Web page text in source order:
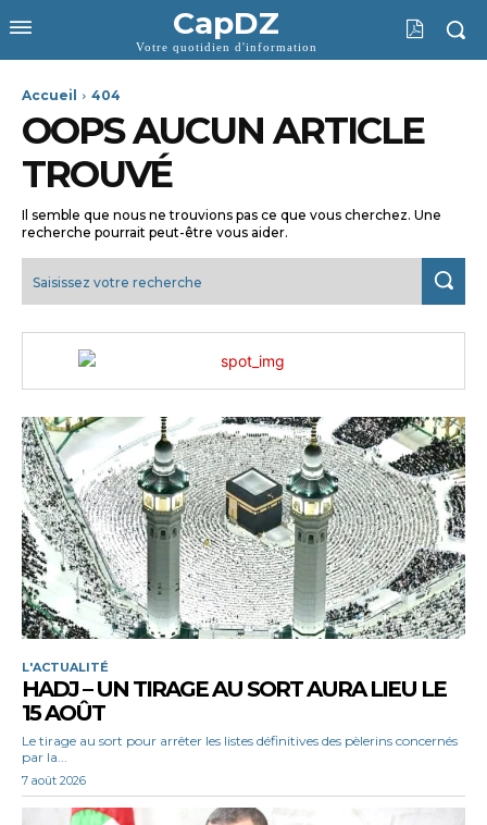
CapDZ
Votre quotidien d'information
Accueil 404
OOPS AUCUN ARTICLE
TROUVÉ
Il semble que nous ne trouvions pas ce que vous cherchez. Une
recherche pourrait peut-être vous aider.
Saisissez votre recherche
L'ACTUALITÉ
HADJ – UN TIRAGE AU SORT AURA LIEU LE
15 AOÛT
Le tirage au sort pour arrêter les listes définitives des pèlerins concernés
par la...
7 août 2026